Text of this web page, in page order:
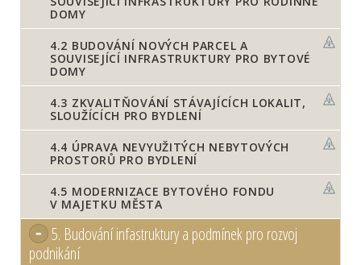
DOMY
4.2 BUDOVÁNÍ NOVÝCH PARCEL A
SOUVISEJÍCÍ INFRASTRUKTURY PRO BYTOVÉ
DOMY
4.3 ZKVALITŇOVÁNÍ STÁVAJÍCÍCH LOKALIT,
SLOUŽÍCÍCH PRO BYDLENÍ
4.4 ÚPRAVA NEVYUŽITÝCH NEBYTOVÝCH
PROSTORŮ PRO BYDLENÍ
4.5 MODERNIZACE BYTOVÉHO FONDU
V MAJETKU MĚSTA
5. Budování infastruktury a podmínek pro rozvoj
podnikání